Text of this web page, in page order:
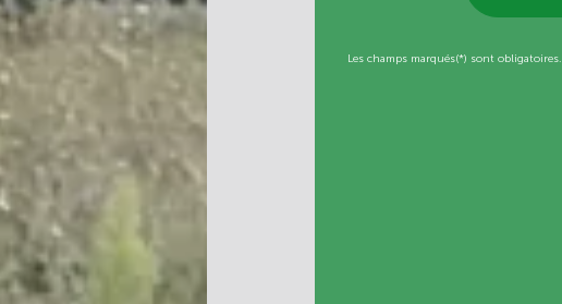
Les champs marqués(*) sont obligatoires.